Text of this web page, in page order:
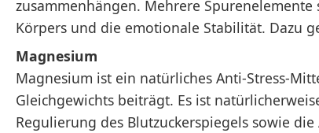
zusammenhängen. Mehrere
Körpers und die emotionale Stabilität. Dazu
Magnesium
Magnesium ist ein natürliches Anti-Stress-
Gleichgewichts beiträgt. Es ist
Regulierung des Blutzuckerspiegels sowie